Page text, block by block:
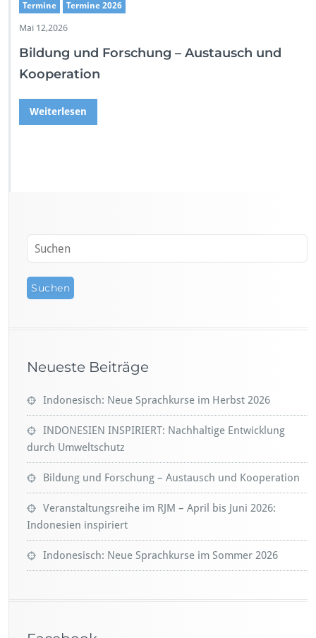
Termine Termine 2026
Mai 12,2026
Bildung und Forschung – Austausch und
Kooperation
Weiterlesen
Neueste Beiträge
Indonesisch: Neue Sprachkurse im Herbst 2026
INDONESIEN INSPIRIERT: Nachhaltige Entwicklung
durch Umweltschutz
Bildung und Forschung – Austausch und Kooperation
Veranstaltungsreihe im RJM – April bis Juni 2026:
Indonesien inspiriert
Indonesisch: Neue Sprachkurse im Sommer 2026